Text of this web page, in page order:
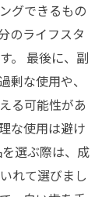
グできるもの
のライフスタ
。 最後に、副
剰な使用や、
る可能性があ
な使用は避け
選ぶ際は、成
れて選びまし